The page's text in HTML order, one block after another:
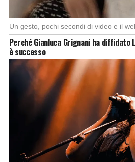
Perché Gianluca Grignani ha diffidato
è successo